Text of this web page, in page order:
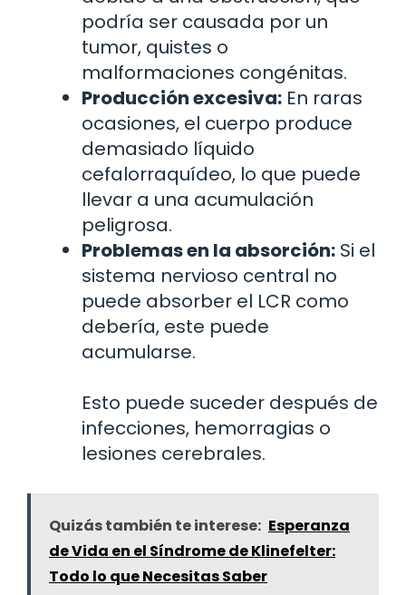
podría ser causada por un
tumor, quistes o
malformaciones congénitas.
Producción excesiva: En raras
ocasiones, el cuerpo produce
demasiado líquido
cefalorraquídeo, lo que puede
llevar a una acumulación
peligrosa.
Problemas en la absorción: Si el
sistema nervioso central no
puede absorber el LCR como
debería, este puede
acumularse.
Esto puede suceder después de
infecciones, hemorragias o
lesiones cerebrales.
Quizás también te interese: Esperanza
de Vida en el Síndrome de Klinefelter:
Todo lo que Necesitas Saber